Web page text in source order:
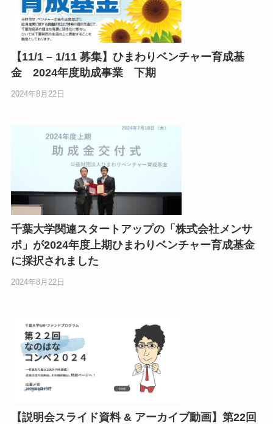
【11/1 – 1/11 募集】ひまわりベンチャー育成基
金 2024年度助成事業 下期
2024年8月22日
千葉大学関連スタートアップの「株式会社メンサ
ポ」が2024年度上期ひまわりベンチャー育成基金
に採択されました
2024年8月22日
【説明会スライド資料 & アーカイブ動画】第22回